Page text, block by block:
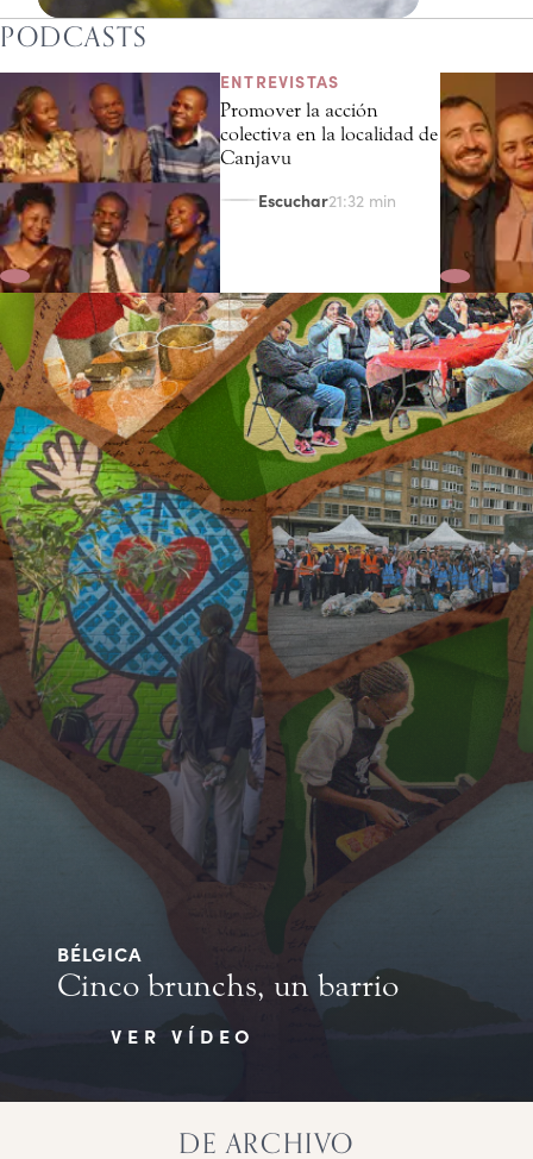
Malasia: Jefes locales reformulan el
liderazgo como servicio a la sociedad
00:57 min
PODCASTS
ENTREVISTAS
Promover la acción
colectiva en la localidad de
Canjavu
Escuchar21:32 min
BÉLGICA
Cinco brunchs, un barrio
VER VÍDEO
DE ARCHIVO